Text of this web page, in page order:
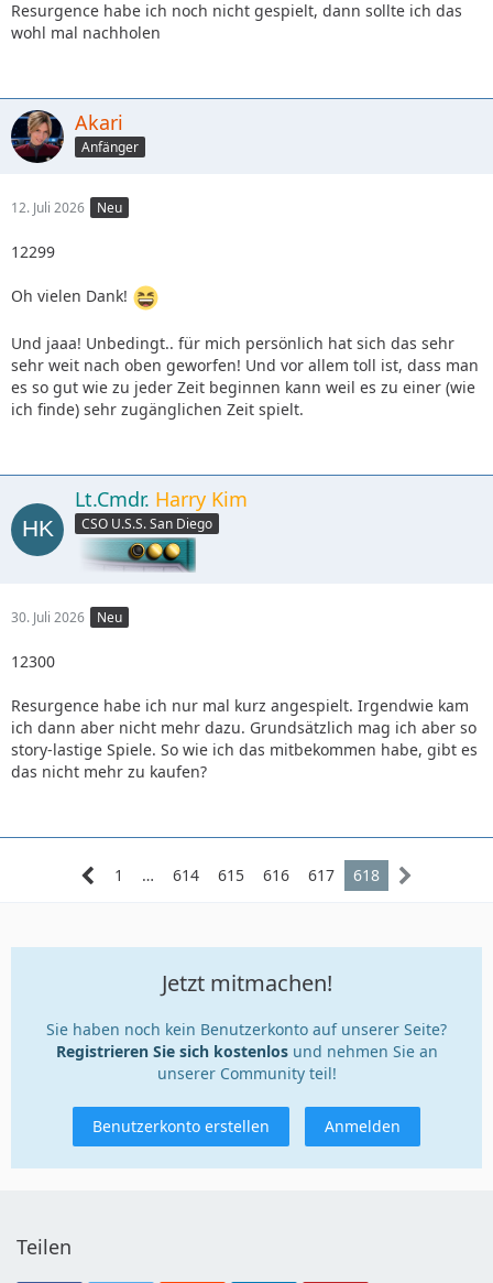
Resurgence habe ich noch nicht gespielt, dann sollte ich das
wohl mal nachholen
Akari
Anfänger
12. Juli 2026 Neu
12299
Oh vielen Dank!
Und jaaa! Unbedingt.. für mich persönlich hat sich das sehr
sehr weit nach oben geworfen! Und vor allem toll ist, dass man
es so gut wie zu jeder Zeit beginnen kann weil es zu einer (wie
ich finde) sehr zugänglichen Zeit spielt.
Lt.Cmdr. Harry Kim
CSO U.S.S. San Diego
30. Juli 2026 Neu
12300
Resurgence habe ich nur mal kurz angespielt. Irgendwie kam
ich dann aber nicht mehr dazu. Grundsätzlich mag ich aber so
story-lastige Spiele. So wie ich das mitbekommen habe, gibt es
das nicht mehr zu kaufen?
1 … 614 615 616 617 618
Jetzt mitmachen!
Sie haben noch kein Benutzerkonto auf unserer Seite?
Registrieren Sie sich kostenlosund nehmen Sie an
unserer Community teil!
Benutzerkonto erstellen Anmelden
Teilen